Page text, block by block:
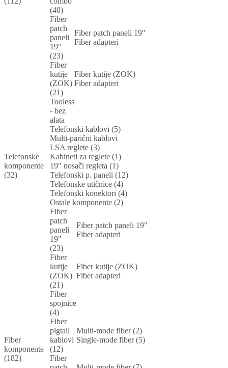
(40)
Fiber
patch
paneli
19"
(23)
Fiber patch paneli 19"
Fiber adapteri
Fiber
kutije
(ZOK)
(21)
Fiber kutije (ZOK)
Fiber adapteri
Tooless
- bez
alata
Telefonske
komponente
(32)
Telefonski kablovi (5)
Multi-parični kablovi
LSA reglete (3)
Kabineti za reglete (1)
19" nosači regleta (1)
Telefonski p. paneli (12)
Telefonske utičnice (4)
Telefonski konektori (4)
Ostale komponente (2)
Fiber
komponente
(182)
Fiber
patch
paneli
19"
(23)
Fiber patch paneli 19"
Fiber adapteri
Fiber
kutije
(ZOK)
(21)
Fiber kutije (ZOK)
Fiber adapteri
Fiber
spojnice
(4)
Fiber
pigtail
kablovi
(12)
Multi-mode fiber (2)
Single-mode fiber (5)
Fiber